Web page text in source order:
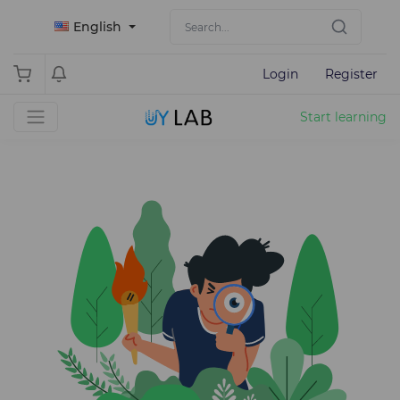
English
Login Register
Start learning